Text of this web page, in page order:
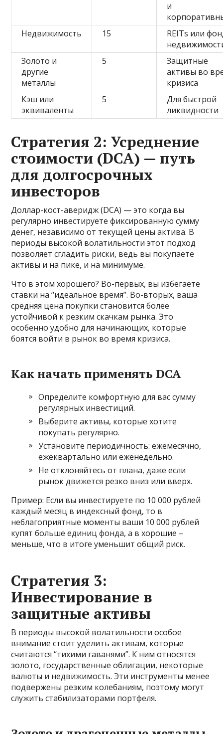
и
Недвижимость
15
REITs или
Золото и
другие
металлы
5
Защитные
активы во
кризиса
Кэш или
эквиваленты
5
Для быстрой
ликвидности
Стратегия 2: Усреднение
стоимости (DCA) — путь
для долгосрочных
инвесторов
Доллар-кост-аверидж (DCA) — это когда вы
регулярно инвестируете фиксированную сумму
денег, независимо от текущей цены актива. В
периоды высокой волатильности этот подход
позволяет сгладить риски, ведь вы покупаете
активы и на пике, и на минимуме.
Что в этом хорошего? Во-первых, вы избегаете
ставки на “идеальное время”. Во-вторых, ваша
средняя цена покупки становится более
устойчивой к резким скачкам рынка. Это
особенно удобно для начинающих, которые
боятся войти в рынок во время кризиса.
Как начать применять DCA
Определите комфортную для вас сумму
регулярных инвестиций.
Выберите активы, которые хотите
покупать регулярно.
Установите периодичность: ежемесячно,
ежеквартально или еженедельно.
Не отклоняйтесь от плана, даже если
рынок движется резко вниз или вверх.
Пример: Если вы инвестируете по 10 000 рублей
каждый месяц в индексный фонд, то в
неблагоприятные моменты ваши 10 000 рублей
купят больше единиц фонда, а в хорошие –
меньше, что в итоге уменьшит общий риск.
Стратегия 3:
Инвестирование в
защитные активы
В периоды высокой волатильности особое
внимание стоит уделить активам, которые
считаются “тихими гаванями”. К ним относятся
золото, государственные облигации, некоторые
валюты и недвижимость. Эти инструменты менее
подвержены резким колебаниям, поэтому могут
служить стабилизаторами портфеля.